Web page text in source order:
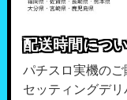
配送時間につ
パチスロ実機の
セッティングデ